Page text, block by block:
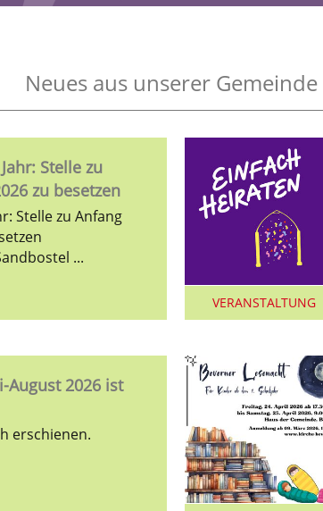
Neues aus unserer Gemeinde
Stelle zu
zu besetzen
Stelle zu Anfang
...
VERANSTALTUNG
August 2026 ist